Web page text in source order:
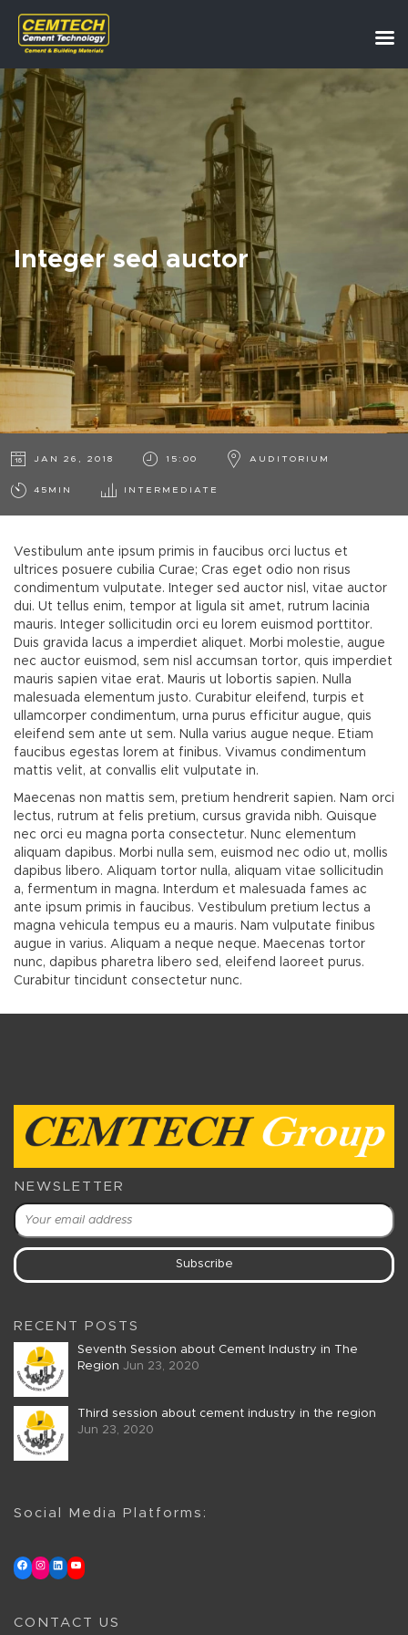
Integer sed auctor
JAN 26, 2018 15:00 AUDITORIUM
45MIN INTERMEDIATE
Vestibulum ante ipsum primis in faucibus orci luctus et
ultrices posuere cubilia Curae; Cras eget odio non risus
condimentum vulputate. Integer sed auctor nisl, vitae auctor
dui. Ut tellus enim, tempor at ligula sit amet, rutrum lacinia
mauris. Integer sollicitudin orci eu lorem euismod porttitor.
Duis gravida lacus a imperdiet aliquet. Morbi molestie, augue
nec auctor euismod, sem nisl accumsan tortor, quis imperdiet
mauris sapien vitae erat. Mauris ut lobortis sapien. Nulla
malesuada elementum justo. Curabitur eleifend, turpis et
ullamcorper condimentum, urna purus efficitur augue, quis
eleifend sem ante ut sem. Nulla varius augue neque. Etiam
faucibus egestas lorem at finibus. Vivamus condimentum
mattis velit, at convallis elit vulputate in.
Maecenas non mattis sem, pretium hendrerit sapien. Nam orci
lectus, rutrum at felis pretium, cursus gravida nibh. Quisque
nec orci eu magna porta consectetur. Nunc elementum
aliquam dapibus. Morbi nulla sem, euismod nec odio ut, mollis
dapibus libero. Aliquam tortor nulla, aliquam vitae sollicitudin
a, fermentum in magna. Interdum et malesuada fames ac
ante ipsum primis in faucibus. Vestibulum pretium lectus a
magna vehicula tempus eu a mauris. Nam vulputate finibus
augue in varius. Aliquam a neque neque. Maecenas tortor
nunc, dapibus pharetra libero sed, eleifend laoreet purus.
Curabitur tincidunt consectetur nunc.
NEWSLETTER
RECENT POSTS
Seventh Session about Cement Industry in The
Region Jun 23, 2020
Third session about cement industry in the region
Jun 23, 2020
Social Media Platforms:
CONTACT US